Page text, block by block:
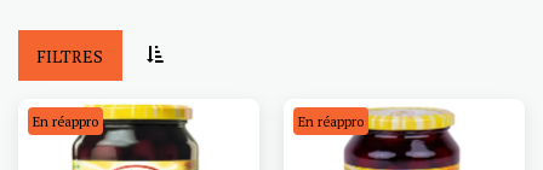
FILTRES
En réappro En réappro